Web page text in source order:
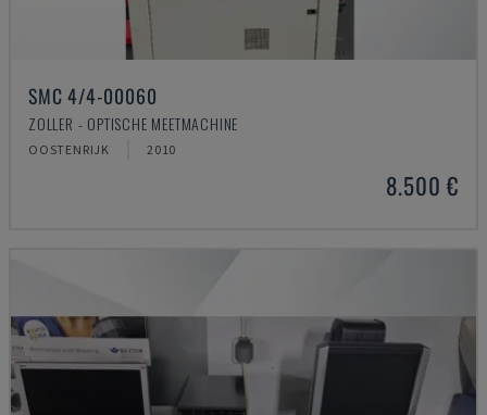
SMC 4/4-00060
ZOLLER - OPTISCHE MEETMACHINE
OOSTENRIJK 2010
8.500 €